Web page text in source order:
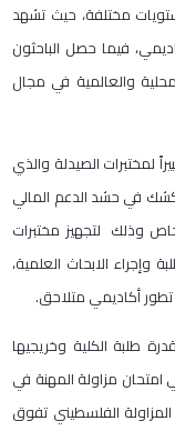
مختلفة، حيث تشهد
فيما حصل الباحثون
والعالمية في مجال
لمختبرات الصيدلة والذي
كشك في حشد الدعم المالي
وذلك لتجهيز مختبرات
وإجراء الابحاث العلمية،
أكاديمي متلاحق.
طلبة الكلية وخريجيها
امتحان مزاولة المهنة في
امتحان المزاولة الفلسطيني تفوق